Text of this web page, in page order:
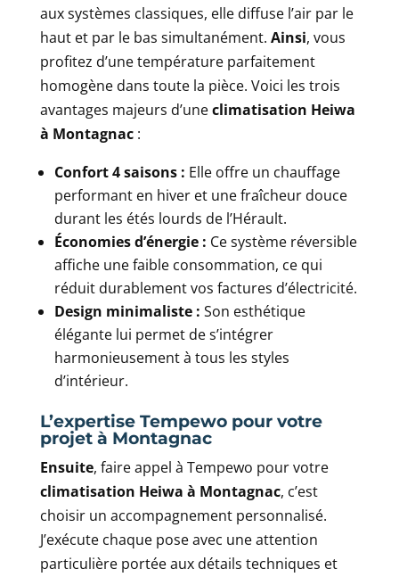
aux systèmes classiques, elle diffuse l’air par le
haut et par le bas simultanément. Ainsi, vous
profitez d’une température parfaitement
homogène dans toute la pièce. Voici les trois
avantages majeurs d’uneclimatisation Heiwa
à Montagnac:
Confort 4 saisons : Elle offre un chauffage
performant en hiver et une fraîcheur douce
durant les étés lourds de l’Hérault.
Économies d’énergie : Ce système réversible
affiche une faible consommation, ce qui
réduit durablement vos factures d’électricité.
Design minimaliste : Son esthétique
élégante lui permet de s’intégrer
harmonieusement à tous les styles
d’intérieur.
L’expertise Tempewo pour votre
projet à Montagnac
Ensuite, faire appel à Tempewo pour votre
climatisation Heiwa à Montagnac, c’est
choisir un accompagnement personnalisé.
J’exécute chaque pose avec une attention
particulière portée aux détails techniques et